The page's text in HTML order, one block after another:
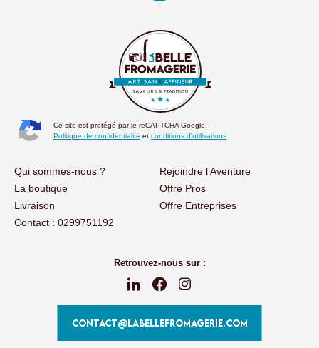
Ce site est protégé par le reCAPTCHA Google.
Politique de confidentialité et conditions d'utilisations
Qui sommes-nous ?
Rejoindre l’Aventure
La boutique
Offre Pros
Livraison
Offre Entreprises
Contact : 0299751192
Retrouvez-nous sur :
CONTACT@LABELLEFROMAGERIE.COM